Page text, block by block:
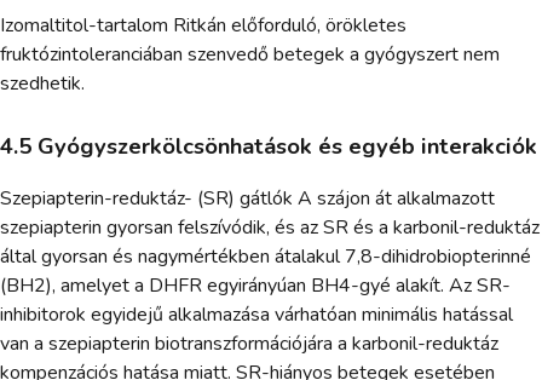
Izomaltitol-tartalom Ritkán előforduló, örökletes
fruktózintoleranciában szenvedő betegek a gyógyszert nem
szedhetik.
4.5 Gyógyszerkölcsönhatások és egyéb interakciók
Szepiapterin-reduktáz- (SR) gátlók A szájon át alkalmazott
szepiapterin gyorsan felszívódik, és az SR és a karbonil-reduktáz
által gyorsan és nagymértékben átalakul 7,8-dihidrobiopterinné
(BH2), amelyet a DHFR egyirányúan BH4-gyé alakít. Az SR-
inhibitorok egyidejű alkalmazása várhatóan minimális hatással
van a szepiapterin biotranszformációjára a karbonil-reduktáz
kompenzációs hatása miatt. SR-hiányos betegek esetében